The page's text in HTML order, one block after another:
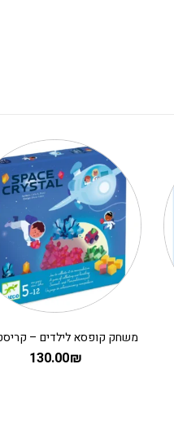
130.00₪